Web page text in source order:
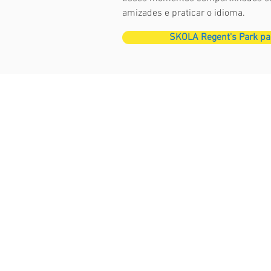
amizades e praticar o idioma.
SKOLA Regent's Park